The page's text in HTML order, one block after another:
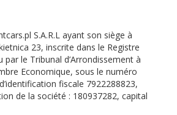
S.A.R.L ayant son siège à
23, inscrite dans le Registre
par le Tribunal d’Arrondissement à
Economique, sous le numéro
fiscale 7922288823,
de la société : 180937282, capital